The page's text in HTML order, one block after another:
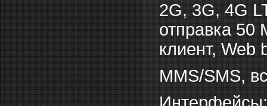
2G, 3G, 4G
отправка 50
клиент, Web
MMS/SMS,